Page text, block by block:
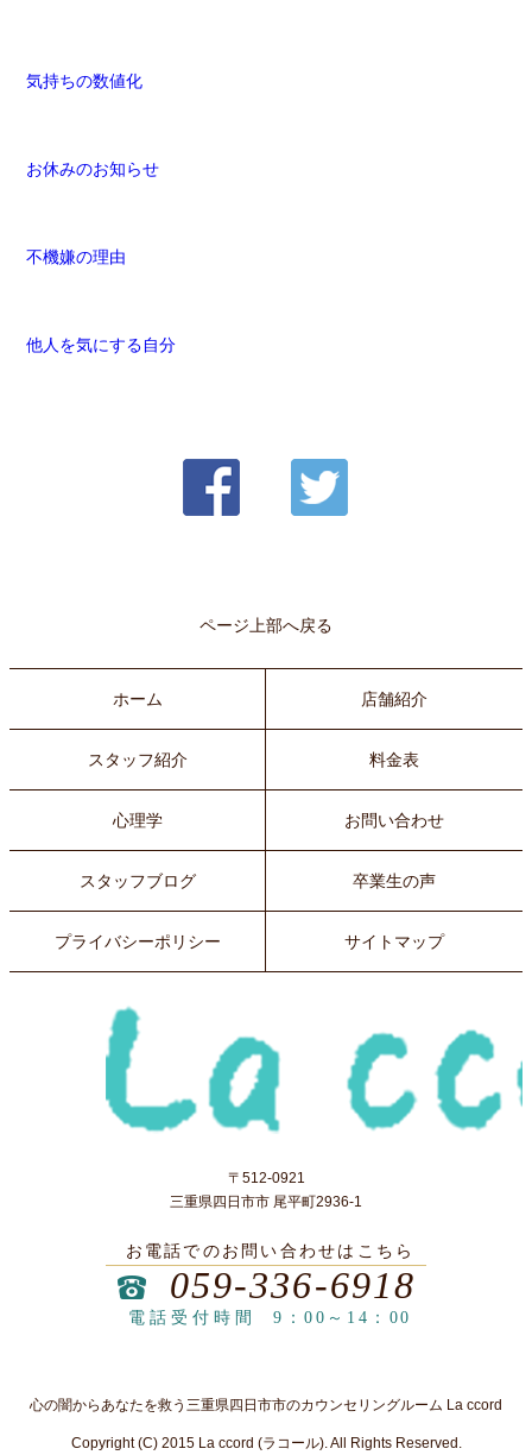
気持ちの数値化
お休みのお知らせ
不機嫌の理由
他人を気にする自分
ページ上部へ戻る
ホーム 店舗紹介
スタッフ紹介 料金表
心理学 お問い合わせ
スタッフブログ 卒業生の声
プライバシーポリシー サイトマップ
〒512-0921
三重県四日市市 尾平町2936-1
お電話でのお問い合わせはこちら
059-336-6918
電話受付時間 9：00～14：00
心の闇からあなたを救う三重県四日市市のカウンセリングルーム La ccord
Copyright (C) 2015 La ccord (ラコール). All Rights Reserved.